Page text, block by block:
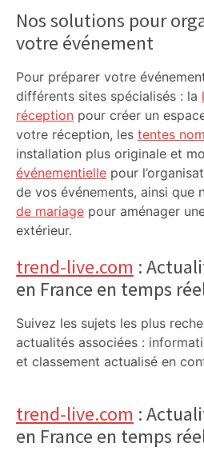
Sidebar
Nos solutions pour
votre événement
Pour préparer votre
différents sites spécialisés : la
réception pour créer un
votre réception, les tentes
installation plus originale et
événementielle pour
de vos événements, ainsi que
de mariage pour aménager
extérieur.
trend-live.com :
en France en temps
Suivez les sujets les plus
actualités associées :
et classement actualisé en
trend-live.com :
en France en temps